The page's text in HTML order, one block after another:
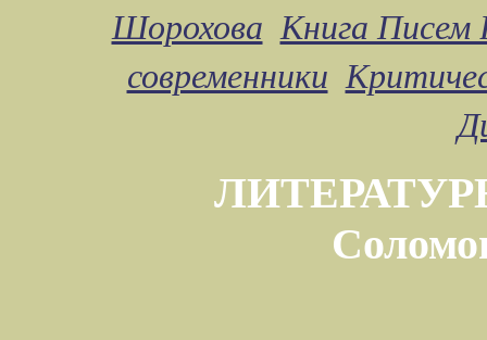
Шорохова Книга Писем
современники